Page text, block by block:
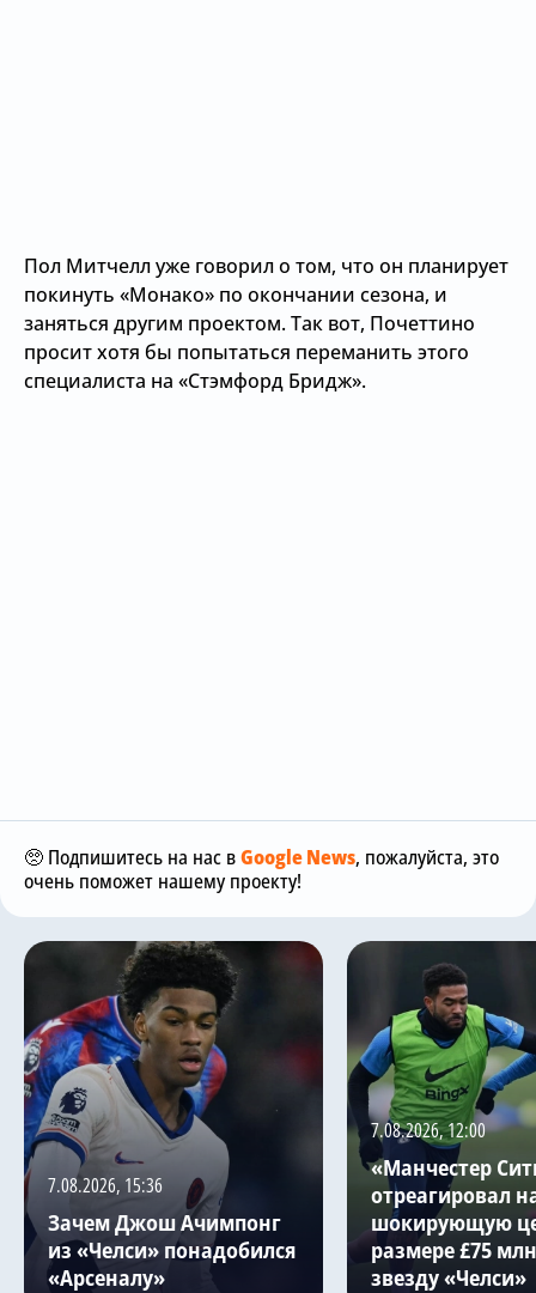
Пол Митчелл уже говорил о том, что он планирует
покинуть «Монако» по окончании сезона, и
заняться другим проектом. Так вот, Почеттино
просит хотя бы попытаться переманить этого
специалиста на «Стэмфорд Бридж».
🥺 Подпишитесь на нас вGoogle News, пожалуйста, это
очень поможет нашему проекту!
7.08.2026, 15:36
Зачем Джош Ачимпонг
из «Челси» понадобился
«Арсеналу»
7.08.2026, 12:00
«Манчестер
отреагировал
шокирующую
размере £75
звезду «Челси»